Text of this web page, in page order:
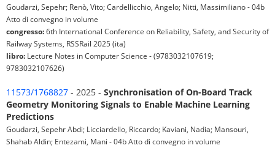
Goudarzi, Sepehr; Renò, Vito; Cardellicchio, Angelo; Nitti, Massimiliano - 04b
Atto di convegno in volume
congresso:6th International Conference on Reliability, Safety, and Security of
Railway Systems, RSSRail 2025 (ita)
libro: Lecture Notes in Computer Science - (9783032107619;
9783032107626)
11573/1768827 - 2025 - Synchronisation of On-Board Track
Geometry Monitoring Signals to Enable Machine Learning
Predictions
Goudarzi, Sepehr Abdi; Licciardello, Riccardo; Kaviani, Nadia; Mansouri,
Shahab Aldin; Entezami, Mani - 04b Atto di convegno in volume